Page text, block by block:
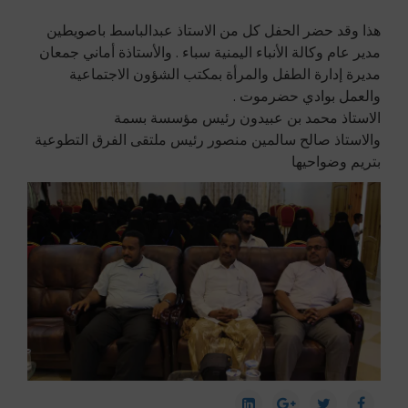
هذا وقد حضر الحفل كل من الاستاذ عبدالباسط باصويطين
مدير عام وكالة الأنباء اليمنية سباء . والأستاذة أماني جمعان
مديرة إدارة الطفل والمرأة بمكتب الشؤون الاجتماعية
والعمل بوادي حضرموت .
الاستاذ محمد بن عبيدون رئيس مؤسسة بسمة
والاستاذ صالح سالمين منصور رئيس ملتقى الفرق التطوعية
بتريم وضواحيها